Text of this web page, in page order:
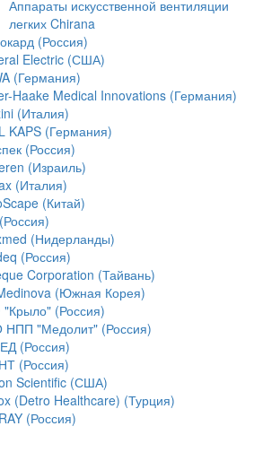
Аппараты искусственной вентиляции
легких Chirana
(Россия)
Electric (США)
(Германия)
Haake Medical Innovations (Германия)
(Италия)
KAPS (Германия)
(Россия)
(Израиль)
(Италия)
(Китай)
(Нидерланды)
(Россия)
Corporation (Тайвань)
(Южная Корея)
(Россия)
"Медолит" (Россия)
(Россия)
(Россия)
Scientific (США)
(Detro Healthcare) (Турция)
(Россия)